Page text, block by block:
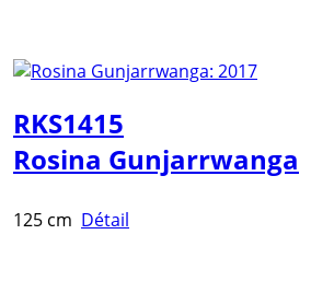
RKS1415
Rosina Gunjarrwanga
125 cm Détail